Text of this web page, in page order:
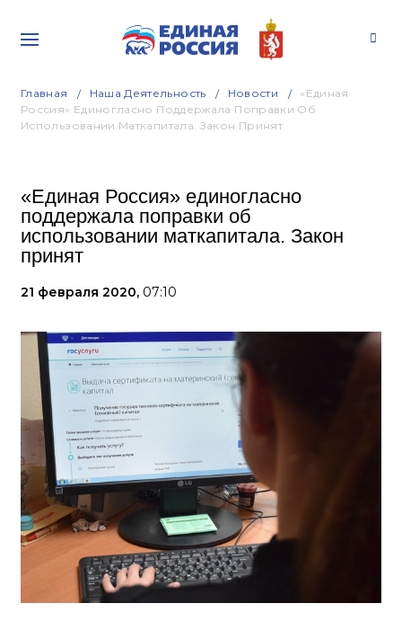
Главная Наша Деятельность Новости
«Единая
Россия» Единогласно Поддержала Поправки Об
Использовании Маткапитала. Закон Принят
«Единая Россия» единогласно
поддержала поправки об
использовании маткапитала. Закон
принят
21 февраля 2020, 07:10